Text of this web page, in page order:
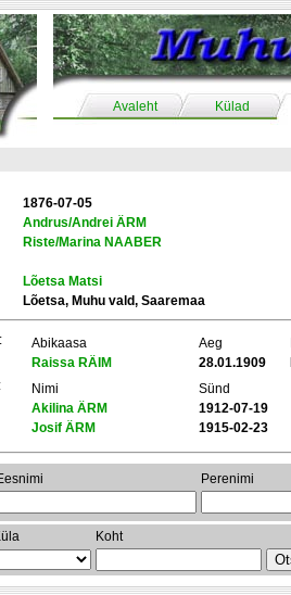
Avaleht Külad
1876-07-05
Andrus/Andrei ÄRM
Riste/Marina NAABER
Lõetsa Matsi
Lõetsa, Muhu vald, Saaremaa
Abikaasa Aeg
Raissa RÄIM
28.01.1909
Nimi
Sünd
Akilina ÄRM
1912-07-19
Josif ÄRM
1915-02-23
Perenimi
Koht